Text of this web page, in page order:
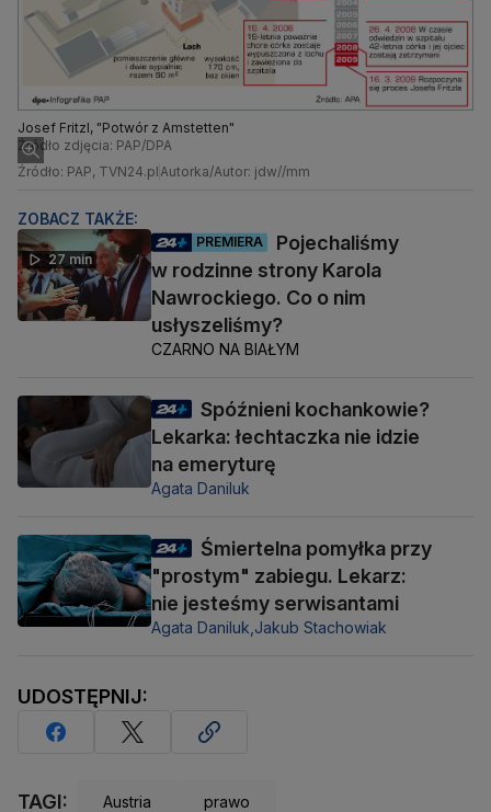
Josef Fritzl, "Potwór z Amstetten"
Źródło zdjęcia: PAP/DPA
Źródło: PAP, TVN24.pl Autorka/Autor: jdw//mm
ZOBACZ TAKŻE:
27 min
PREMIERA
Pojechaliśmy
w rodzinne strony Karola
Nawrockiego. Co o nim
usłyszeliśmy?
CZARNO NA BIAŁYM
Spóźnieni kochankowie?
Lekarka: łechtaczka nie idzie
na emeryturę
Agata Daniluk
Śmiertelna pomyłka przy
"prostym" zabiegu. Lekarz:
nie jesteśmy serwisantami
Agata Daniluk, Jakub Stachowiak
UDOSTĘPNIJ:
TAGI: Austria prawo